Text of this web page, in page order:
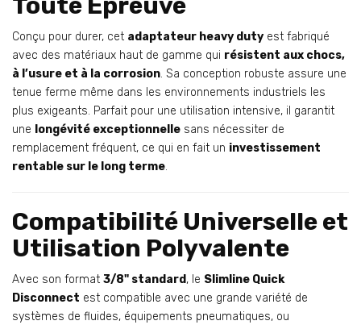
Toute Épreuve
Conçu pour durer, cet adaptateur heavy duty est fabriqué
avec des matériaux haut de gamme qui résistent aux chocs,
à l’usure et à la corrosion. Sa conception robuste assure une
tenue ferme même dans les environnements industriels les
plus exigeants. Parfait pour une utilisation intensive, il garantit
une longévité exceptionnelle sans nécessiter de
remplacement fréquent, ce qui en fait un investissement
rentable sur le long terme.
Compatibilité Universelle et
Utilisation Polyvalente
Avec son format 3/8" standard, le Slimline Quick
Disconnect est compatible avec une grande variété de
systèmes de fluides, équipements pneumatiques, ou